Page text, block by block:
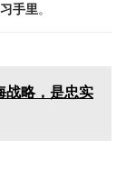
手里。
战略，是忠实